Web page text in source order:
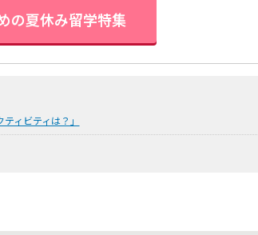
の夏休み留学特集
ィビティは？」